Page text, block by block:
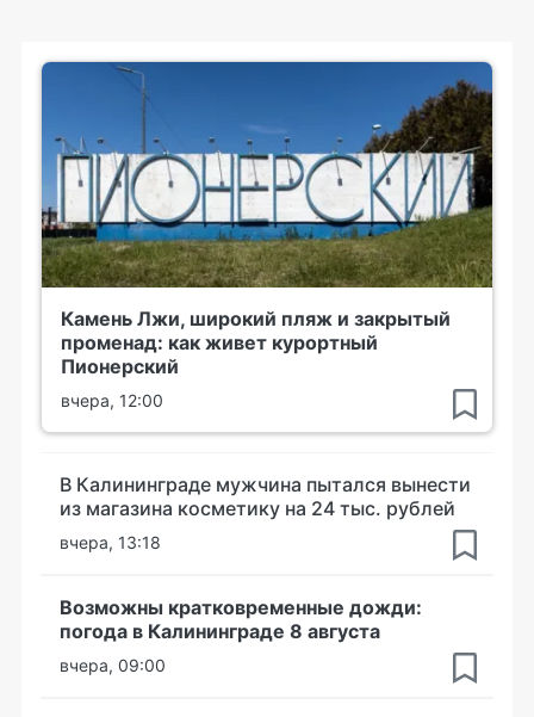
Камень Лжи, широкий пляж и закрытый
променад: как живет курортный
Пионерский
вчера, 12:00
В Калининграде мужчина пытался вынести
из магазина косметику на 24 тыс. рублей
вчера, 13:18
Возможны кратковременные дожди:
погода в Калининграде 8 августа
вчера, 09:00